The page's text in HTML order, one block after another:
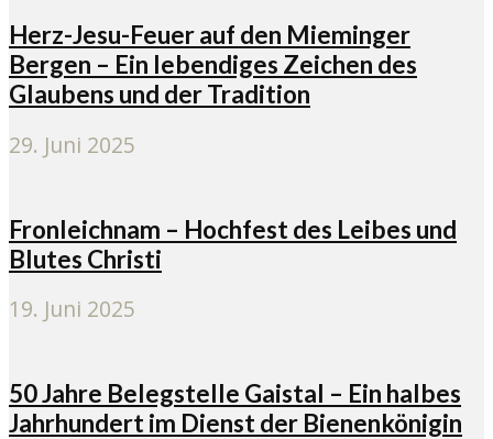
Herz-Jesu-Feuer auf den Mieminger
Bergen – Ein lebendiges Zeichen des
Glaubens und der Tradition
29. Juni 2025
Fronleichnam – Hochfest des Leibes und
Blutes Christi
19. Juni 2025
50 Jahre Belegstelle Gaistal – Ein halbes
Jahrhundert im Dienst der Bienenkönigin